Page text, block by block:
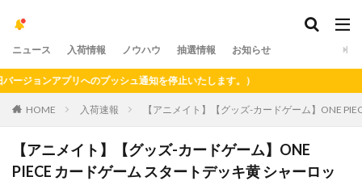
ニュース 入荷情報 ノウハウ 抽選情報 お知らせ
ンアプリへのプッシュ通知を停止いたします。）
HOME 入荷速報 【アニメイト】【グッズ-カードゲーム】ONE
【アニメイト】【グッズ-カードゲーム】ONE
PIECE カードゲーム スタートデッキ黄 シャーロッ